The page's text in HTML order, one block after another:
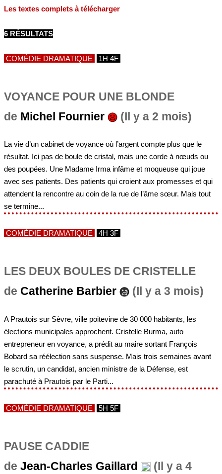
Les textes complets à télécharger
6 RÉSULTATS
COMÉDIE DRAMATIQUE 1H 4F
VOYANCE POUR UNE BLONDE
de Michel Fournier (Il y a 2 mois)
La vie d’un cabinet de voyance où l’argent compte plus que le
résultat. Ici pas de boule de cristal, mais une corde à nœuds ou
des poupées. Une Madame Irma infâme et moqueuse qui joue
avec ses patients. Des patients qui croient aux promesses et qui
attendent la rencontre au coin de la rue de l’âme sœur. Mais tout
se termine...
COMÉDIE DRAMATIQUE 4H 3F
LES DEUX BOULES DE CRISTELLE
de Catherine Barbier (Il y a 3 mois)
A Prautois sur Sèvre, ville poitevine de 30 000 habitants, les
élections municipales approchent. Cristelle Burma, auto
entrepreneur en voyance, a prédit au maire sortant François
Bobard sa réélection sans suspense. Mais trois semaines avant
le scrutin, un candidat, ancien ministre de la Défense, est
parachuté à Prautois par le Parti...
COMÉDIE DRAMATIQUE 5H 5F
PAUSE CADDIE
de Jean-Charles Gaillard
(Il y a 4